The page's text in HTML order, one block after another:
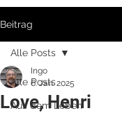
Beitrag
Alle Posts
Aus dem Leben
Alle Posts
Love, Henri
Ingo
6. Jan. 2025